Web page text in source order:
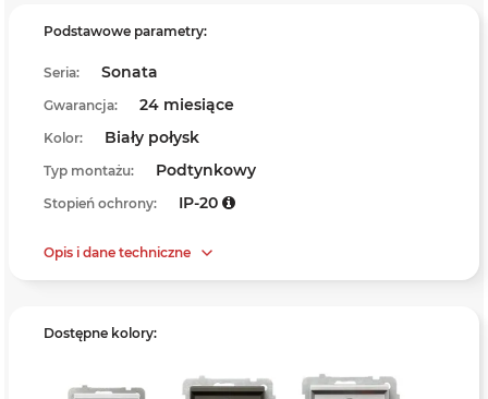
Podstawowe parametry:
Seria: Sonata
Gwarancja: 24 miesiące
Kolor: Biały połysk
Typ montażu: Podtynkowy
Stopień ochrony: IP-20
Opis i dane techniczne
Dostępne kolory: